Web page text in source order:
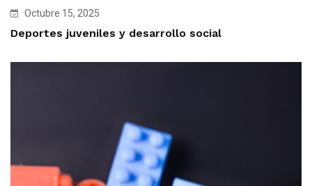
Octubre 15, 2025
Deportes juveniles y desarrollo social